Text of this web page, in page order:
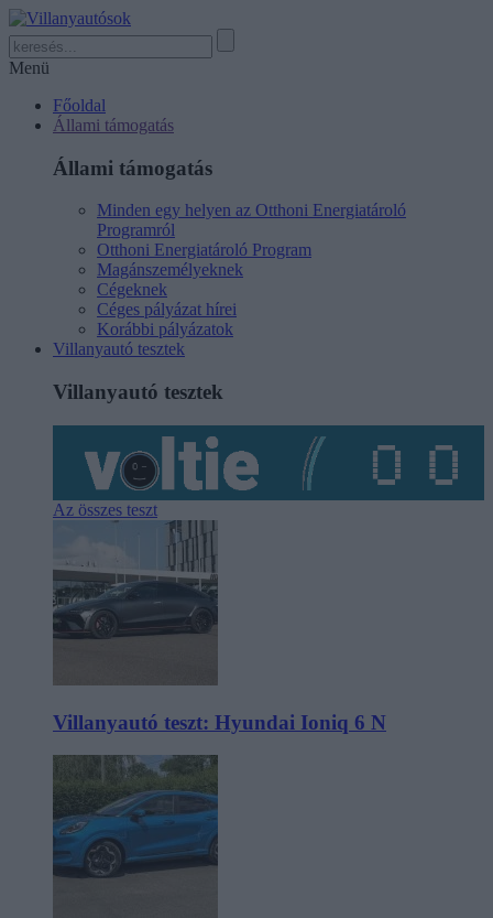
Menü
Főoldal
Állami támogatás
Állami támogatás
Minden egy helyen az Otthoni Energiatároló
Programról
Otthoni Energiatároló Program
Magánszemélyeknek
Cégeknek
Céges pályázat hírei
Korábbi pályázatok
Villanyautó tesztek
Villanyautó tesztek
Az összes teszt
Villanyautó teszt: Hyundai Ioniq 6 N